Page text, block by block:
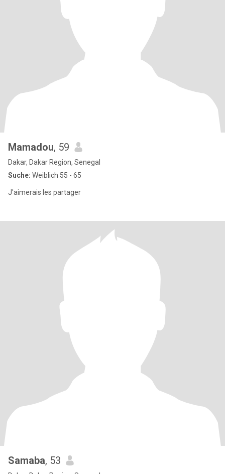
Mamadou, 59
Dakar, Dakar Region, Senegal
Suche: Weiblich 55 - 65
J'aimerais les partager
Samaba, 53